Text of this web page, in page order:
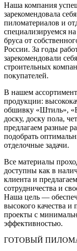
Наша компания
зарекомендовала
пиломатериалов и
специализируемся
бруса от
России. За годы
зарекомендовали
строительных
покупателей.
В нашем
продукции:
обшивку «Штиль»,
доску, доску пола,
предлагаем разные
подобрать
отделочные задачи.
Все материалы
доступны как в
клиента и
сотрудничества и
Наша цель —
высокого качества и
проекты с
эффективностью.
ГОТОВЫЙ